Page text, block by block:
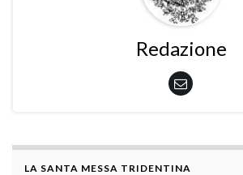
Redazione
LA SANTA MESSA TRIDENTINA